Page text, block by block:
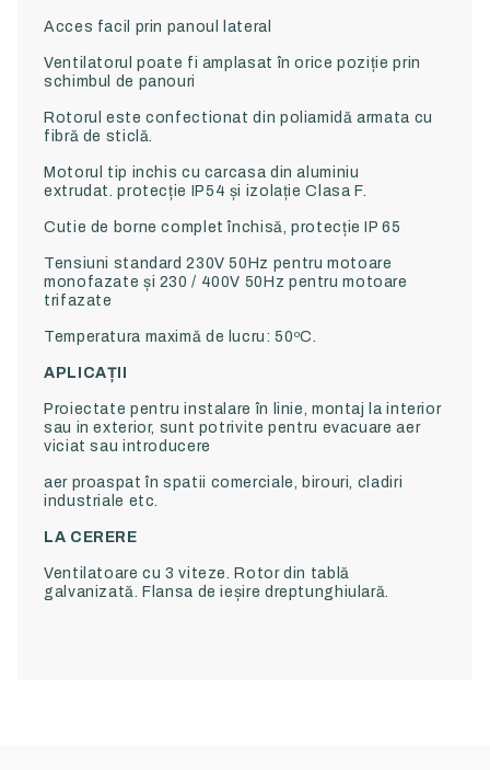
Acces facil prin panoul lateral
Ventilatorul poate fi amplasat în orice poziție prin
schimbul de panouri
Rotorul este confectionatdin poliamidă armata cu
fibră de sticlă.
Motorul tip inchis cu carcasa din aluminiu
extrudat.protecție IP54 și izolație Clasa F.
Cutie de borne complet închisă, protecție IP 65
Tensiuni standard 230V 50Hz pentru motoare
monofazate și 230 / 400V 50Hz pentru motoare
trifazate
Temperatura maximă de lucru: 50ºC.
APLICAȚII
Proiectate pentru instalare în linie, montaj la interior
sau in exterior, sunt potrivite pentru evacuare aer
viciat sau introducere
aer proaspatîn spatii comerciale, birouri, cladiri
industriale etc.
LA CERERE
Ventilatoare cu 3 viteze. Rotor din tablă
galvanizată. Flansa de ieșire dreptunghiulară.